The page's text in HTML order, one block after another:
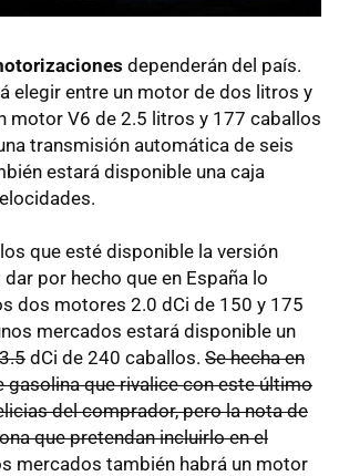
dependerán del país.
elegir entre un motor de dos litros y
motor V6 de 2.5 litros y 177 caballos
transmisión automática de seis
estará disponible una caja
que esté disponible la versión
por hecho que en España lo
dos motores 2.0 dCi de 150 y 175
mercados estará disponible un
3.5 dCi de 240 caballos. Se hecha en
gasolina que rivalice con este último
del comprador, pero la nota de
que pretendan incluirlo en el
mercados también habrá un motor